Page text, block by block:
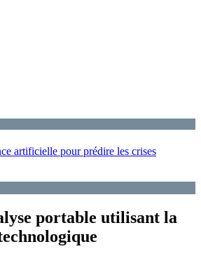
artificielle pour prédire les crises
portable utilisant la